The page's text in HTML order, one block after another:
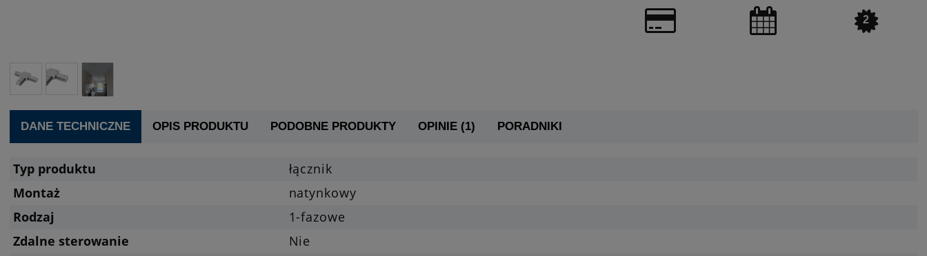
2
DANE TECHNICZNE OPIS PRODUKTU PODOBNE PRODUKTY OPINIE (1) PORADNIKI
Typ produktu
łącznik
Montaż
natynkowy
Rodzaj
1-fazowe
Zdalne sterowanie
Nie